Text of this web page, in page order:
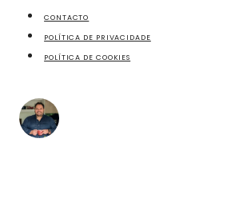
CONTACTO
POLÍTICA DE PRIVACIDADE
POLÍTICA DE COOKIES